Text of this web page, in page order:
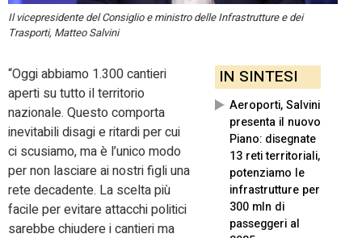
Il vicepresidente del Consiglio e ministro delle Infrastrutture e dei
Trasporti, Matteo Salvini
IN SINTESI
Aeroporti, Salvini
presenta il nuovo
Piano: disegnate
13 reti territoriali,
potenziamo le
infrastrutture per
300 mln di
passeggeri al
“Oggi abbiamo 1.300 cantieri
aperti su tutto il territorio
nazionale. Questo comporta
inevitabili disagi e ritardi per cui
ci scusiamo, ma è l’unico modo
per non lasciare ai nostri figli una
rete decadente. La scelta più
facile per evitare attacchi politici
sarebbe chiudere i cantieri ma